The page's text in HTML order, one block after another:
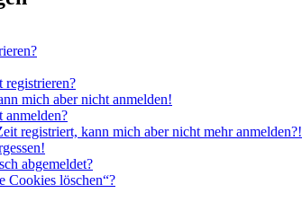
registrieren?
mich aber nicht anmelden!
anmelden?
registriert, kann mich aber nicht mehr anmelden?!
abgemeldet?
Cookies löschen“?